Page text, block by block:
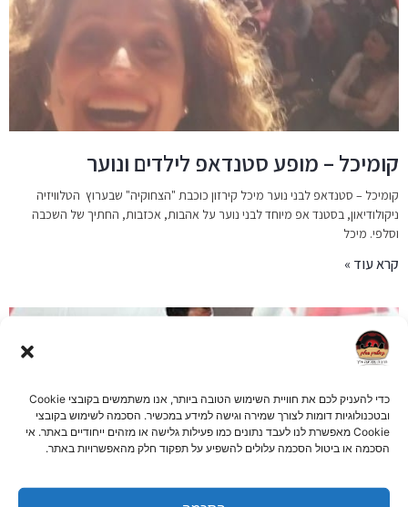
כדי להעניק לכם את חוויית השימוש הטובה ביותר, אנו משתמשים בקובצי Cookie
ובטכנולוגיות דומות לצורך שמירה וגישה למידע במכשיר. הסכמה לשימוש בקובצי
Cookie מאפשרת לנו לעבד נתונים כמו פעילות גלישה או מזהים ייחודיים באתר. אי
הסכמה או ביטול הסכמה עלולים להשפיע על תפקוד חלק מהאפשרויות באתר.
קומיכל – מופע סטנדאפ לילדים ונוער
קומיכל – סטנדאפ לבני נוער מיכל קירזון כוכבת "הצחוקיה" שבערוץ הטלוויזיה
ניקולודיאון, בסטנד אפ מיוחד לבני נוער על אהבות, אכזבות, החתיך של השכבה
וסלפי. מיכל
קרא עוד »